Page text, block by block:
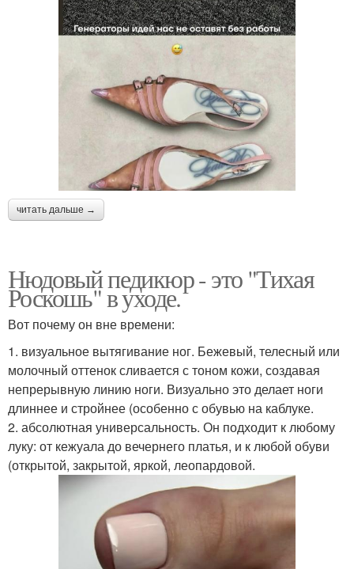
читать дальше →
Нюдовый педикюр - это "Тихая
Роскошь" в уходе.
Вот почему он вне времени:
1. визуальное вытягивание ног. Бежевый, телесный или
молочный оттенок сливается с тоном кожи, создавая
непрерывную линию ноги. Визуально это делает ноги
длиннее и стройнее (особенно с обувью на каблуке.
2. абсолютная универсальность. Он подходит к любому
луку: от кежуала до вечернего платья, и к любой обуви
(открытой, закрытой, яркой, леопардовой.